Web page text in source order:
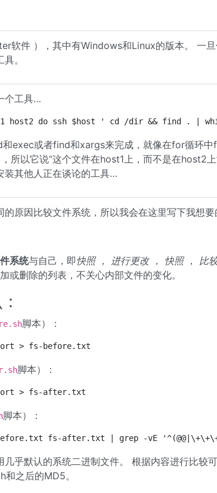
软件 ），其中有Windows和Linux的版本。 一
。
个工具…
host2 do ssh $host ' cd /dir && find . |
exec或者find和xargs来完成，就像在for循环
所以它说“这个文件在host1上，而不是在host2
装其他人正在谈论的工具…
原因比较文件系统，所以我会在这里写下我想要
系统与自己，即快照， 进行更改， 快照， 比
或删除的列表，不关心内部文件的变化。
脚本）：
> fs-before.txt
脚本）：
> fs-after.txt
脚本）：
fs-after.txt | grep -vE
几乎默认的系统二进制文件。 根据内容进行比较
之后的MD5。